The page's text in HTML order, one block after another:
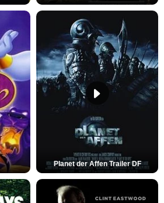
Planet der Affen Trailer DF